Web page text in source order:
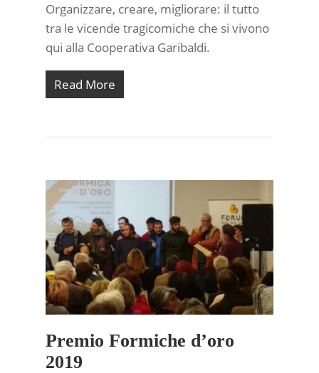
Organizzare, creare, migliorare: il tutto
tra le vicende tragicomiche che si vivono
qui alla Cooperativa Garibaldi.
Read More
Premio Formiche d’oro
2019